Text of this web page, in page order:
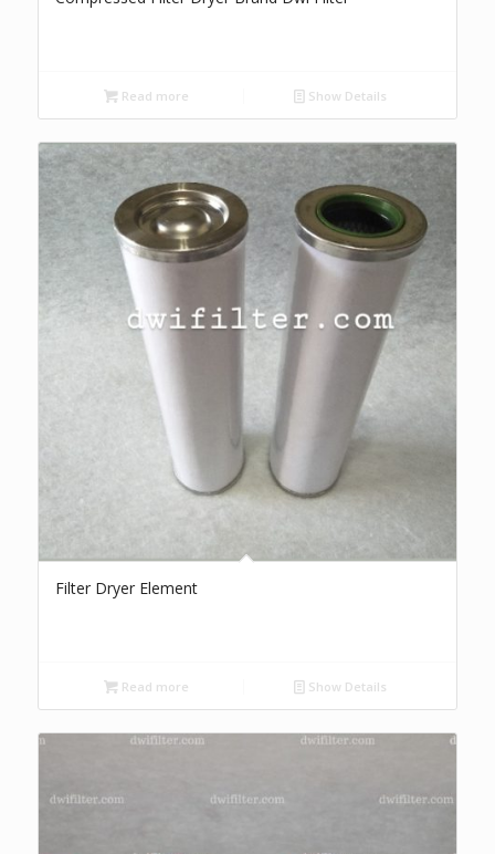
Read more Show Details
Filter Dryer Element
Read more Show Details